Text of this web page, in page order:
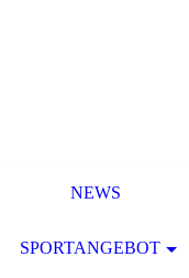
NEWS
SPORTANGEBOT